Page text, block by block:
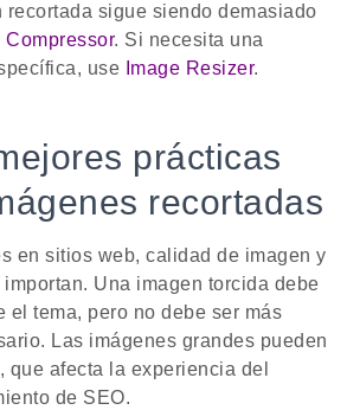
recortada sigue siendo demasiado
Compressor. Si necesita una
use Image Resizer.
prácticas
recortadas
en sitios web, calidad de imagen y
Una imagen torcida debe
el tema, pero no debe ser más
Las imágenes grandes pueden
que afecta la experiencia del
de SEO.